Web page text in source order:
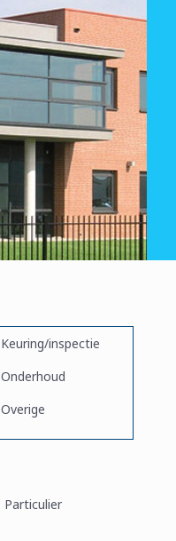
Keuring/inspectie
Onderhoud
Overige
Particulier